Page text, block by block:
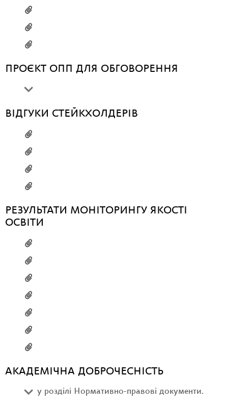
ПРОЄКТ ОПП ДЛЯ ОБГОВОРЕННЯ
ВІДГУКИ СТЕЙКХОЛДЕРІВ
РЕЗУЛЬТАТИ МОНІТОРИНГУ ЯКОСТІ
ОСВІТИ
АКАДЕМІЧНА ДОБРОЧЕСНІСТЬ
у розділі Нормативно-правові документи.